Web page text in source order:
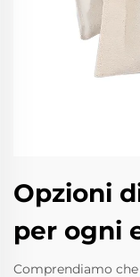
Opzioni
per ogni
Comprendiamo